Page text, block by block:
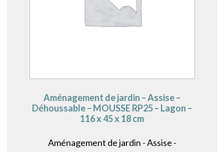
Aménagement de jardin – Assise –
Déhoussable – MOUSSE RP25 – Lagon –
116 x 45 x 18 cm
Aménagement de jardin - Assise -